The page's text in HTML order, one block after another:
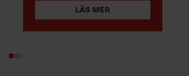
LÄS MER